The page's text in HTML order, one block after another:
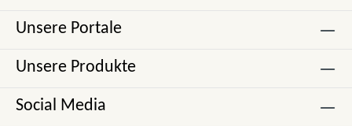
Unsere Portale
Unsere Produkte
Social Media